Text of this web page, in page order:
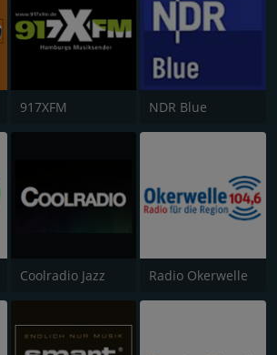
917XFM NDR Blue
Coolradio Jazz Radio Okerwelle